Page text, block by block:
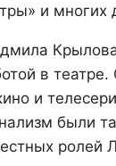
и многих
в
и
были
ролей